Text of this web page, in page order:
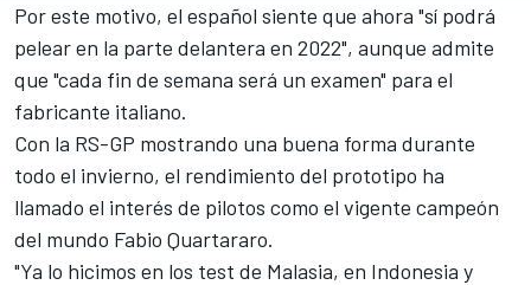
Por este motivo, el español siente que ahora "sí podrá
pelear en la parte delantera en 2022", aunque admite
que "cada fin de semana será un examen" para el
fabricante italiano.
Con la RS-GP mostrando una buena forma durante
todo el invierno, el rendimiento del prototipo ha
llamado el interés de pilotos como el vigente campeón
del mundo Fabio Quartararo.
"Ya lo hicimos en los test de Malasia, en Indonesia y